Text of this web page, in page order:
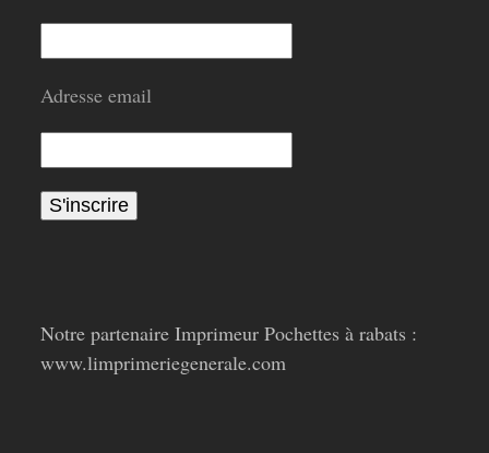
Adresse email
Notre partenaire Imprimeur Pochettes à rabats :
www.limprimeriegenerale.com